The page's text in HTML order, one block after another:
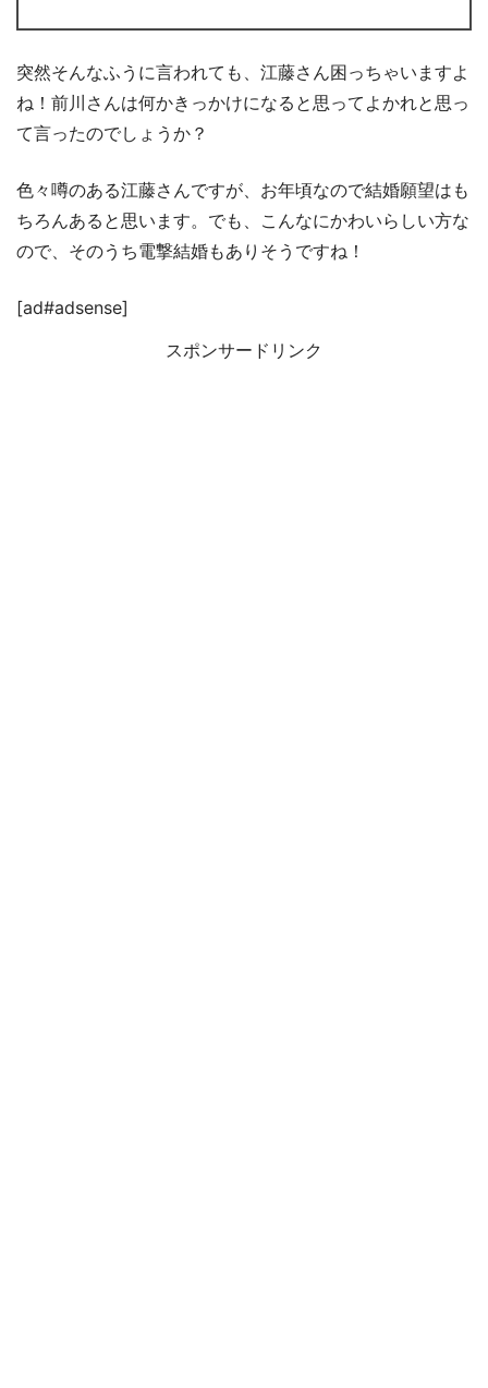
突然そんなふうに言われても、江藤さん困っちゃいますよ
ね！前川さんは何かきっかけになると思ってよかれと思っ
て言ったのでしょうか？
色々噂のある江藤さんですが、お年頃なので結婚願望はも
ちろんあると思います。でも、こんなにかわいらしい方な
ので、そのうち電撃結婚もありそうですね！
[ad#adsense]
スポンサードリンク